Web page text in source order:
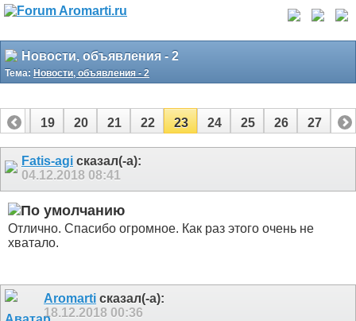
Новости, объявления - 2
Тема: Новости, объявления - 2
18 19 20 21 22 23 24 25 26 27
Fatis-agi сказал(-а):
04.12.2018 08:41
Отлично. Спасибо огромное. Как раз этого очень не
хватало.
Aromarti сказал(-а):
18.12.2018 00:36